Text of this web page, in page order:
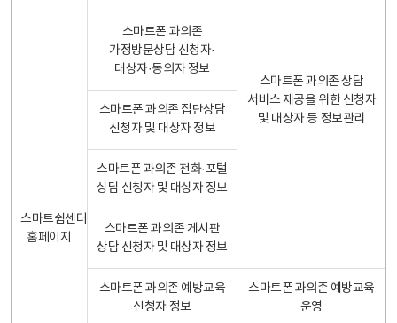
스마트쉼센터
홈페이지
스마트폰 과의존 상담
서비스 제공을 위한 신청자
및 대상자 등 정보관리
스마트폰 과의존
가정방문상담 신청자·
대상자·동의자 정보
스마트폰 과의존 집단상담
신청자 및 대상자 정보
스마트폰 과의존 전화·포털
상담 신청자 및 대상자 정보
스마트폰 과의존 게시판
상담 신청자 및 대상자 정보
스마트폰 과의존 예방교육
신청자 정보
스마트폰 과의존 예방교육
운영